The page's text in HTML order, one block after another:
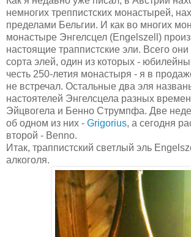
немногих треппистских монастырей,
пределами Бельгии. И как во многих
монастыре Энгелсцел (Engelszell)
настоящие траппистские эли. Всего они
сорта элей, один из которых -
честь 250-летия монастыря - я в
не встречал. Остальные два эля
настоятелей Энгелсцела разных
Эйцвогела и Бенно Струмпфа. Две
об одном из них - Grigorius, а сегодня
второй - Benno.
Итак, траппистский светлый эль
алкоголя.